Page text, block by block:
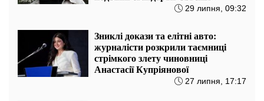
29 липня, 09:32
Зниклі докази та елітні авто:
журналісти розкрили таємниці
стрімкого злету чиновниці
Анастасії Купріянової
27 липня, 17:17